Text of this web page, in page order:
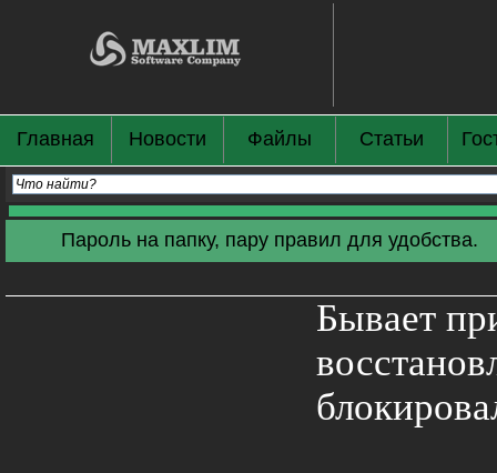
Главная Новости Файлы Статьи
Пароль на папку, пару правил для удобства.
Бывает